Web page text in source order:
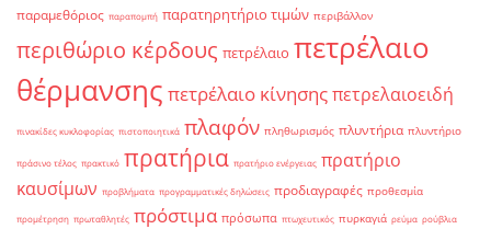
παραμεθόριος παραπομπή παρατηρητήριο τιμών περιβάλλον
περιθώριο κέρδους πετρέλαιο πετρέλαιο
θέρμανσης πετρέλαιο κίνησηςπετρελαιοειδή
πινακίδες κυκλοφορίας πιστοποιητικά πλαφόν πληθωρισμός πλυντήρια πλυντήριο
πράσινο τέλος πρακτικό πρατήρια πρατήριο ενέργειας πρατήριο
καυσίμων προβλήματα προγραμματικές δηλώσεις προδιαγραφές προθεσμία
προμέτρηση πρωταθλητές πρόστιμα πρόσωπα πτωχευτικός πυρκαγιά ρεύμα ρούβλια